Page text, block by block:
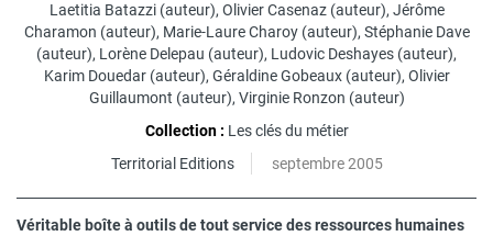
Laetitia Batazzi(auteur), Olivier Casenaz(auteur), Jérôme
Charamon (auteur), Marie-Laure Charoy(auteur), Stéphanie Dave
(auteur), Lorène Delepau (auteur), Ludovic Deshayes (auteur),
Karim Douedar(auteur), Géraldine Gobeaux(auteur), Olivier
Guillaumont (auteur), Virginie Ronzon (auteur)
Collection : Les clés du métier
Territorial Editions
septembre 2005
Véritable boîte à outils de tout service des ressources humaines